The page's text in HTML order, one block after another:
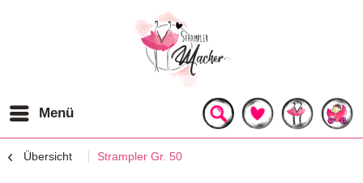
Menü
Übersicht Strampler Gr. 50